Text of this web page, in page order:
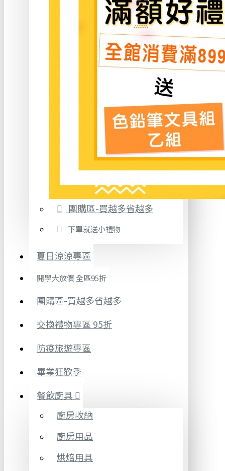
團購區-買越多省越多
下單就送小禮物
夏日涼涼專區
開學大放價 全區95折
團購區-買越多省越多
交換禮物專區 95折
防疫旅遊專區
畢業狂歡季
餐飲廚具
廚房收納
廚房用品
烘焙用具